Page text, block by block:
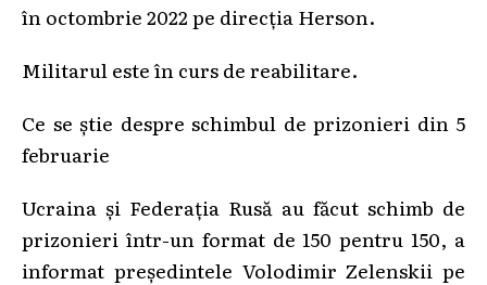
în octombrie 2022 pe direcția Herson.
Militarul este în curs de reabilitare.
Ce se știe despre schimbul de prizonieri din 5
februarie
Ucraina și Federația Rusă au făcut schimb de
prizonieri într-un format de 150 pentru 150, a
informat președintele Volodimir Zelenskii pe